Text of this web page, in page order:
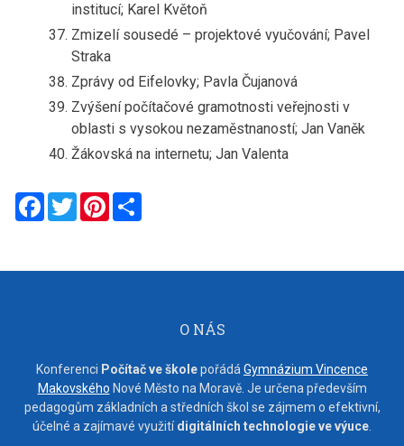
institucí; Karel Květoň
Zmizelí sousedé – projektové vyučování; Pavel
Straka
Zprávy od Eifelovky; Pavla Čujanová
Zvýšení počítačové gramotnosti veřejnosti v
oblasti s vysokou nezaměstnaností; Jan Vaněk
Žákovská na internetu; Jan Valenta
Facebook
TwitterPinterest
O NÁS
Konferenci Počítač ve školepořádá Gymnázium Vincence
Makovského Nové Město na Moravě. Je určena především
pedagogům základních a středních škol se zájmem o efektivní,
účelné a zajímavé využitídigitálních technologie ve výuce